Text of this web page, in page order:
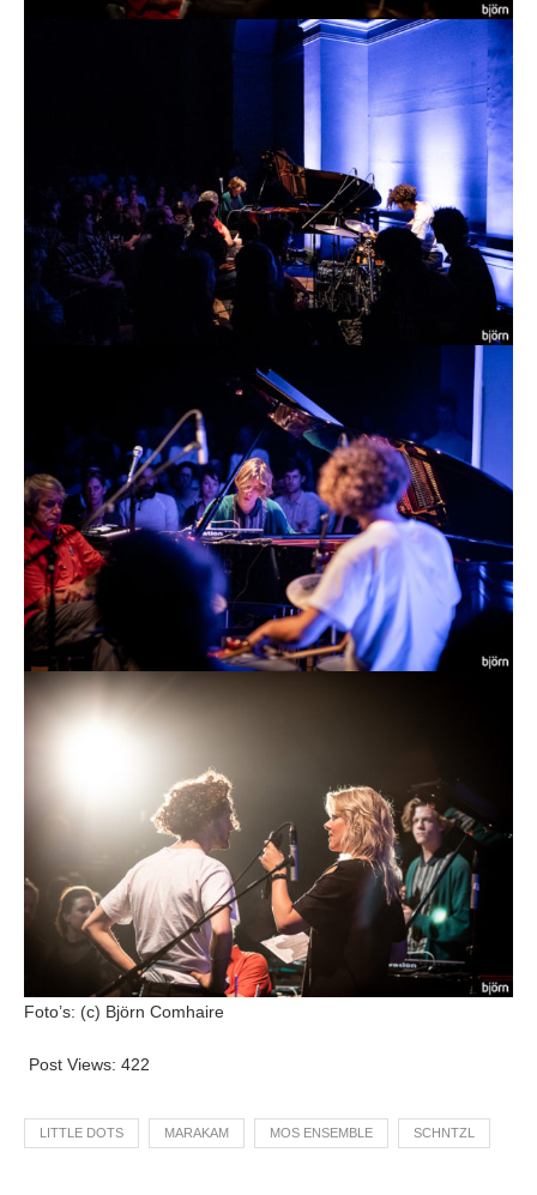
Foto’s: (c) Björn Comhaire
Post Views: 422
LITTLE DOTS MARAKAM MOS ENSEMBLE SCHNTZL